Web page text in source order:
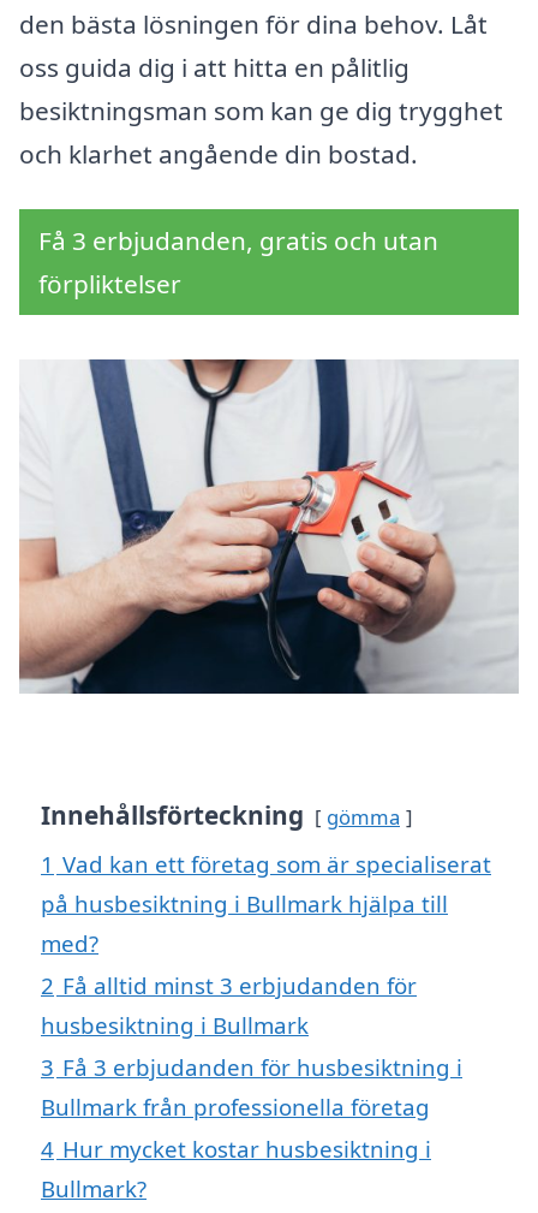
den bästa lösningen för dina behov. Låt
oss guida dig i att hitta en pålitlig
besiktningsman som kan ge dig trygghet
och klarhet angående din bostad.
Få 3 erbjudanden, gratis och utan
förpliktelser
Innehållsförteckning gömma
1 Vad kan ett företag som är specialiserat
på husbesiktning i Bullmark hjälpa till
med?
2 Få alltid minst 3 erbjudanden för
husbesiktning i Bullmark
3 Få 3 erbjudanden för husbesiktning i
Bullmark från professionella företag
4 Hur mycket kostar husbesiktning i
Bullmark?